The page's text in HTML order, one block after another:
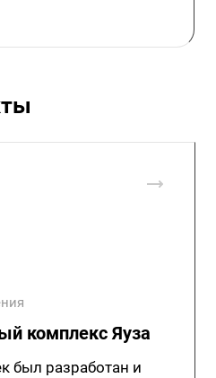
комплекс Яуза
был разработан и